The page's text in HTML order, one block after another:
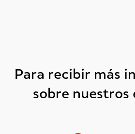
Para recibir más
sobre nuestros